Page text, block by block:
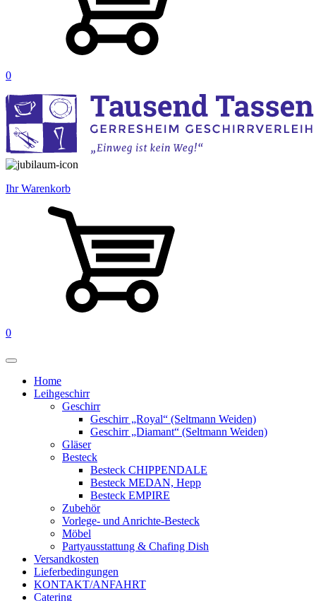
0
Ihr Warenkorb
0
Home
Leihgeschirr
Geschirr
Geschirr „Royal“ (Seltmann Weiden)
Geschirr „Diamant“ (Seltmann Weiden)
Gläser
Besteck
Besteck CHIPPENDALE
Besteck MEDAN, Hepp
Besteck EMPIRE
Zubehör
Vorlege- und Anrichte-Besteck
Möbel
Partyausstattung & Chafing Dish
Versandkosten
Lieferbedingungen
KONTAKT/ANFAHRT
Catering